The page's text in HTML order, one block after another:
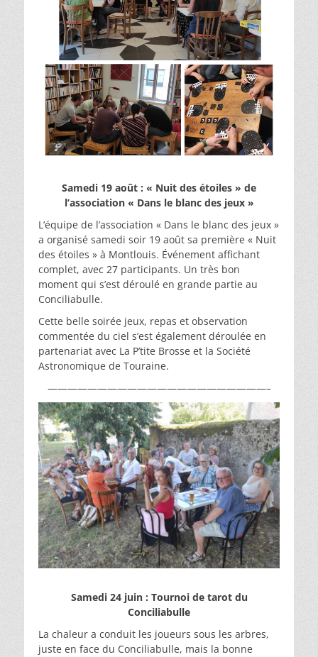
Samedi 19 août : « Nuit des étoiles » de
l’association « Dans le blanc des jeux »
L’équipe de l’association « Dans le blanc des jeux »
a organisé samedi soir 19 août sa première « Nuit
des étoiles » à Montlouis. Événement affichant
complet, avec 27 participants. Un très bon
moment qui s’est déroulé en grande partie au
Conciliabulle.
Cette belle soirée jeux, repas et observation
commentée du ciel s’est également déroulée en
partenariat avec La P’tite Brosse et la Société
Astronomique de Touraine.
——————————————————————–
Samedi 24 juin : Tournoi de tarot du
Conciliabulle
La chaleur a conduit les joueurs sous les arbres,
juste en face du Conciliabulle, mais la bonne